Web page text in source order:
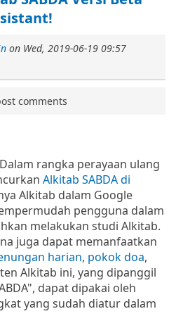
on Wed, 2019-06-19 09:57
comments
rangka perayaan ulang
Alkitab SABDA di
Alkitab dalam Google
pengguna dalam
melakukan studi Alkitab.
juga dapat memanfaatkan
harian, pokok doa,
Alkitab ini, yang dipanggil
dapat dipakai oleh
yang sudah diatur dalam